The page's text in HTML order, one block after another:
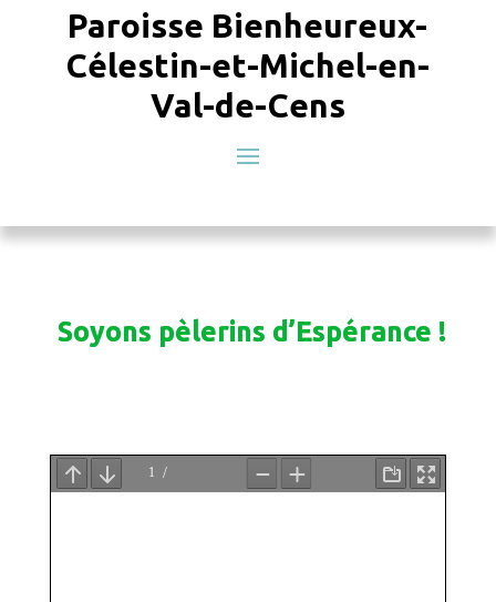
Paroisse Bienheureux-
Célestin-et-Michel-en-
Val-de-Cens
Soyons pèlerins d’Espérance !